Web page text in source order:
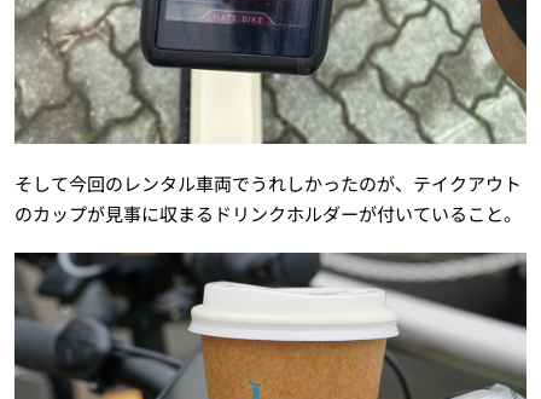
そして今回のレンタル車両でうれしかったのが、テイクアウト
のカップが見事に収まるドリンクホルダーが付いていること。